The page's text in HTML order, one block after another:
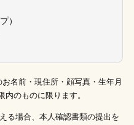
）
名前・現住所・顔写真・生年月
内のものに限ります。
る場合、本人確認書類の提出を